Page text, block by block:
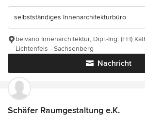
selbstständiges Innenarchitekturbüro
Nachricht
belvano Innenarchitektur, Dipl.-Ing. (FH)
Lichtenfels - Sachsenberg
Schäfer Raumgestaltung e.K.